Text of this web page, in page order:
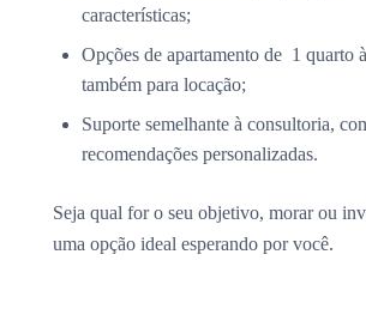
características;
Opções de apartamento de 1 quarto
também para locação;
Suporte semelhante à consultoria,
recomendações personalizadas.
Seja qual for o seu objetivo, morar ou
uma opção ideal esperando por você.